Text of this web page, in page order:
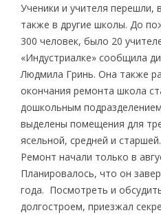
Ученики и учителя перешли,
также в другие школы. До
300 человек, было 20
«Индустриалке» сообщила
Людмила Гринь. Она также
окончания ремонта школа
дошкольным
выделены помещения для
ясельной, средней и старшей.
Ремонт начали только в
Планировалось, что он
года. Посмотреть и
долгостроем, приезжал